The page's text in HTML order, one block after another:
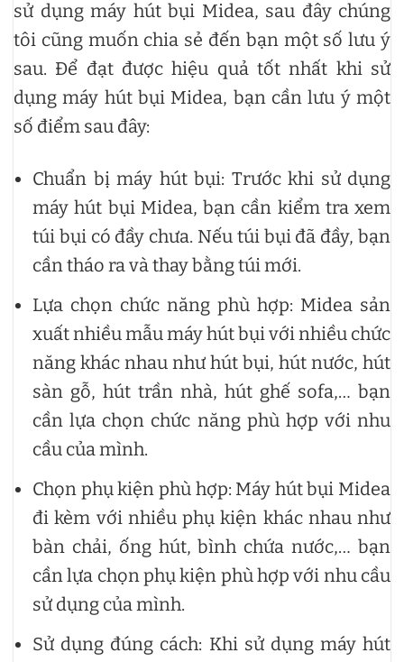
sử dụng máy hút bụi Midea, sau đây chúng
tôi cũng muốn chia sẻ đến bạn một số lưu ý
sau. Để đạt được hiệu quả tốt nhất khi sử
dụng máy hút bụi Midea, bạn cần lưu ý một
số điểm sau đây:
Chuẩn bị máy hút bụi: Trước khi sử dụng
máy hút bụi Midea, bạn cần kiểm tra xem
túi bụi có đầy chưa. Nếu túi bụi đã đầy, bạn
cần tháo ra và thay bằng túi mới.
Lựa chọn chức năng phù hợp: Midea sản
xuất nhiều mẫu máy hút bụi với nhiều chức
năng khác nhau như hút bụi, hút nước, hút
sàn gỗ, hút trần nhà, hút ghế sofa,… bạn
cần lựa chọn chức năng phù hợp với nhu
cầu của mình.
Chọn phụ kiện phù hợp: Máy hút bụi Midea
đi kèm với nhiều phụ kiện khác nhau như
bàn chải, ống hút, bình chứa nước,… bạn
cần lựa chọn phụ kiện phù hợp với nhu cầu
sử dụng của mình.
Sử dụng đúng cách: Khi sử dụng máy hút